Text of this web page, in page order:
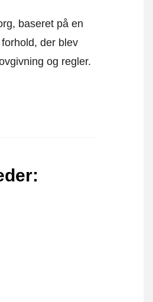
baseret på en
der blev
og regler.
: